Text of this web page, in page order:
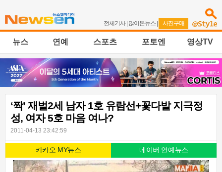
전체기사| 많이본뉴스 | 사진구매
뉴스 연예 스포츠 포토엔 영상TV
‘짝’ 재벌2세 남자 1호 유람선+꽃다발 지극정
성, 여자 5호 마음 여나?
2011-04-13 23:42:59
카카오 MY뉴스 네이버 연예뉴스